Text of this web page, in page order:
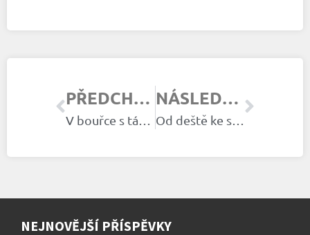
PŘEDCHOZÍ ČLÁNEK NÁSLEDUJÍCÍ ČLÁNEK
Od deště ke slunci
NEJNOVĚJŠÍ PŘÍSPĚVKY